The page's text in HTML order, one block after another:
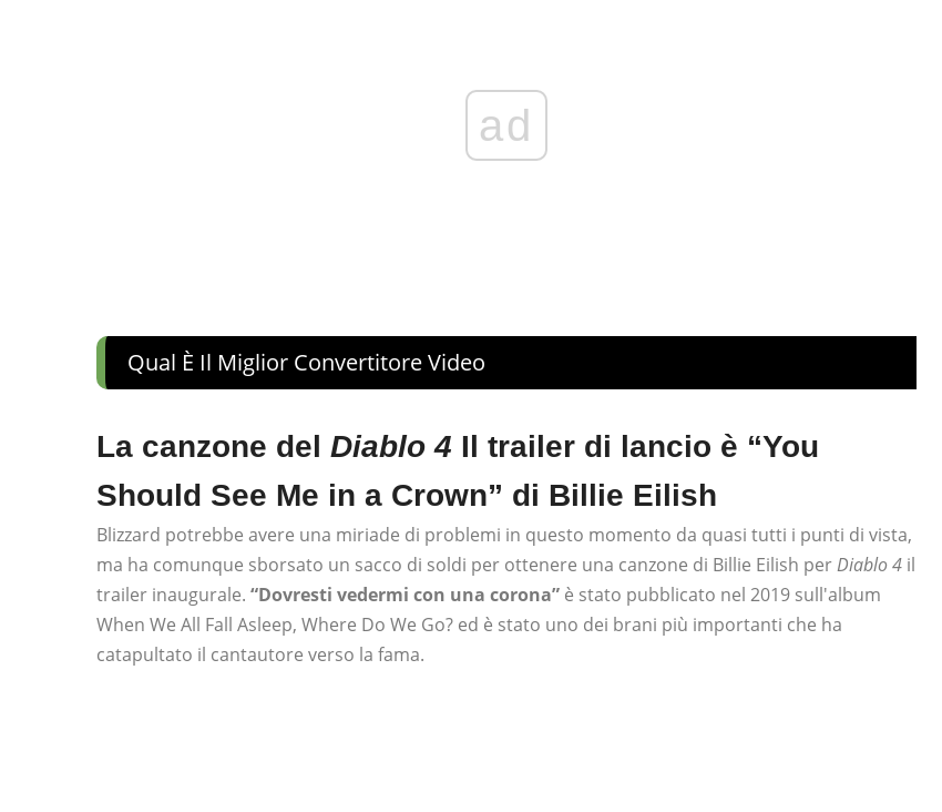
ad
Qual È Il Miglior Convertitore Video
La canzone del Diablo 4 Il trailer di lancio è “You
Should See Me in a Crown” di Billie Eilish
Blizzard potrebbe avere una miriade di problemi in questo momento da quasi tutti i punti di vista,
ma ha comunque sborsato un sacco di soldi per ottenere una canzone di Billie Eilish perDiablo 4 il
trailer inaugurale. “Dovresti vedermi con una corona” è stato pubblicato nel 2019 sull'album
When We All Fall Asleep, Where Do We Go? ed è stato uno dei brani più importanti che ha
catapultato il cantautore verso la fama.